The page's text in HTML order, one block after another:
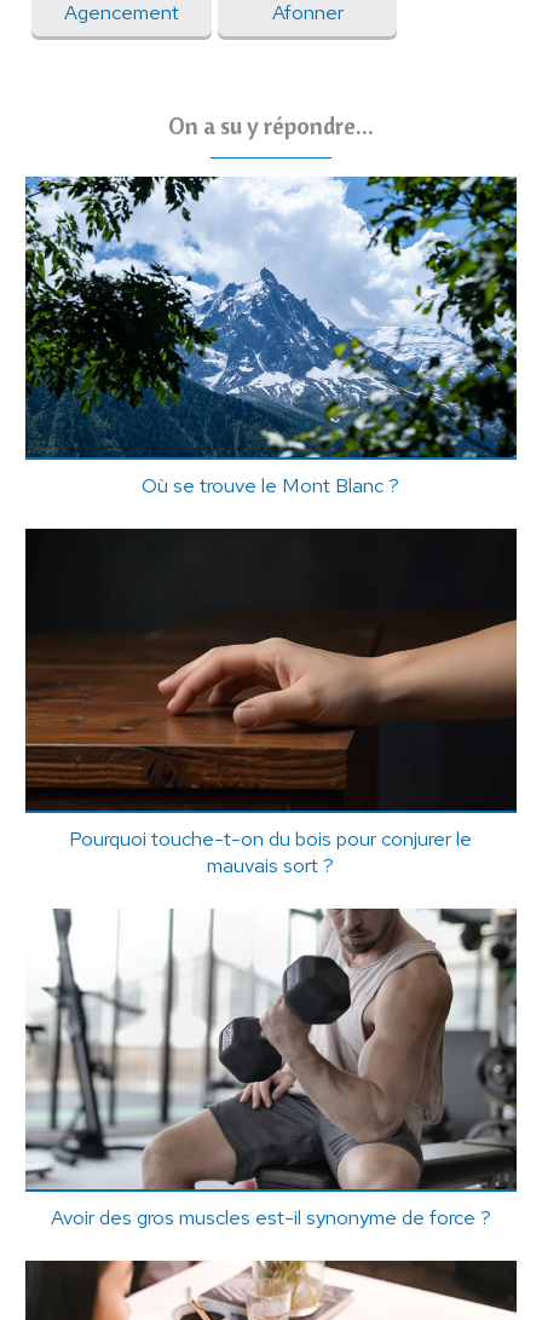
Agencement Afonner
On a su y répondre...
Où se trouve le Mont Blanc ?
Pourquoi touche-t-on du bois pour conjurer le
mauvais sort ?
Avoir des gros muscles est-il synonyme de force ?